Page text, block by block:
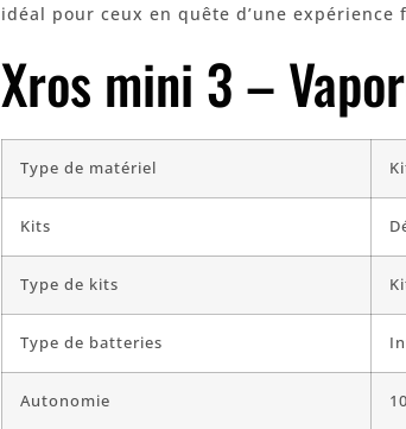
idéal pour ceux en quête d’une
Xros mini 3 –
Type de matériel
Kits
Type de kits
Type de batteries
Autonomie